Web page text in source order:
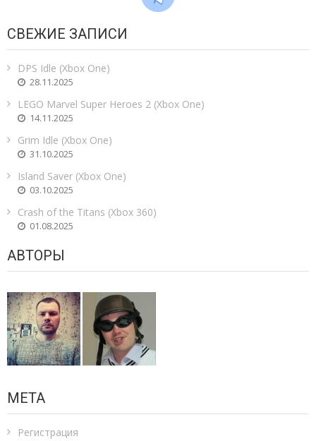
СВЕЖИЕ ЗАПИСИ
DPS Idle (Xbox One)
28.11.2025
LEGO Marvel Super Heroes 2 (Xbox One)
14.11.2025
Grim Idle (Xbox One)
31.10.2025
Island Saver (Xbox One)
03.10.2025
Crash of the Titans (Xbox 360)
01.08.2025
АВТОРЫ
МЕТА
Регистрация